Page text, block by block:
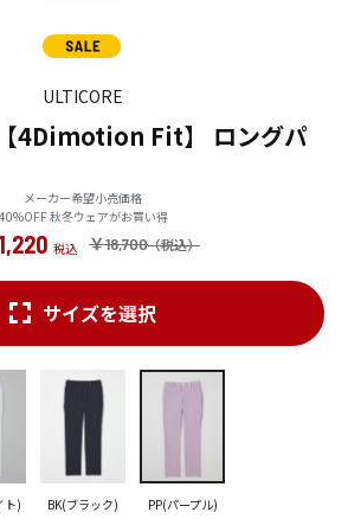
ULTICORE
4Dimotion Fit】 ロングパ
メーカー希望小売価格
40%OFF 秋冬ウェアがお買い得
￥18,700
サイズを選択
ト) BK(ブラック) PP(パープル)